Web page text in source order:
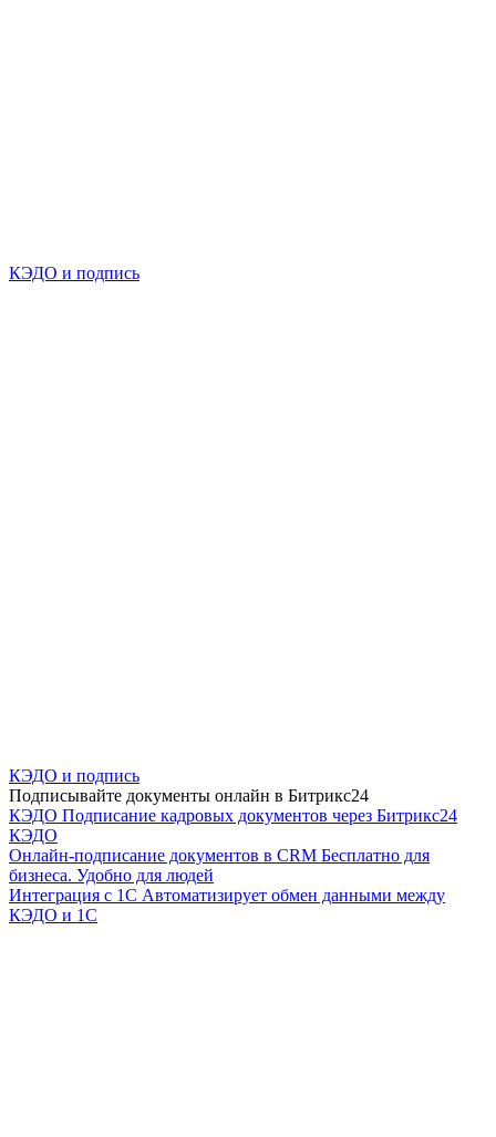
КЭДО и подпись
КЭДО и подпись
Подписывайте документы онлайн в Битрикс24
КЭДО Подписание кадровых документов через Битрикс24
КЭДО
Онлайн-подписание документов в CRM Бесплатно для
бизнеса. Удобно для людей
Интеграция с 1С Автоматизирует обмен данными между
КЭДО и 1С